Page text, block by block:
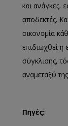
και ανάγκες,
αποδεκτές.
οικονομία
επιδιωχθεί η
σύγκλισης,
αναμεταξύ
Πηγές: